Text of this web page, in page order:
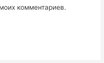
комментариев.